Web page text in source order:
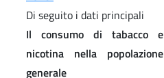
Di seguito i dati principali
Il consumo di tabacco e
nicotina nella popolazione
generale